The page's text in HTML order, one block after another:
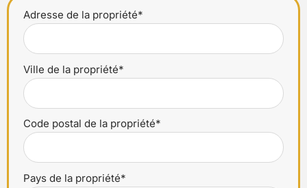
Adresse de la propriété*
Ville de la propriété*
Code postal de la propriété*
Pays de la propriété*